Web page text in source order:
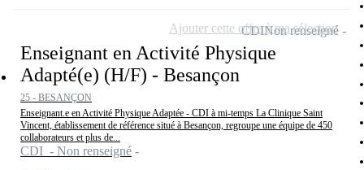
Enseignant en Activité Physique
Adapté(e) (H/F) - Besançon
25 - BESANÇON
Enseignant.e en Activité Physique Adaptée - CDI à mi-temps La Clinique Saint
Vincent, établissement de référence situé à Besançon, regroupe une équipe de 450
collaborateurs et plus de...
CDI - Non renseigné
CDINon renseigné
Ajouter cette offre à ma sélection